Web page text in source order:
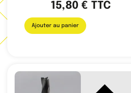
15,80€ TTC
Ajouter au panier